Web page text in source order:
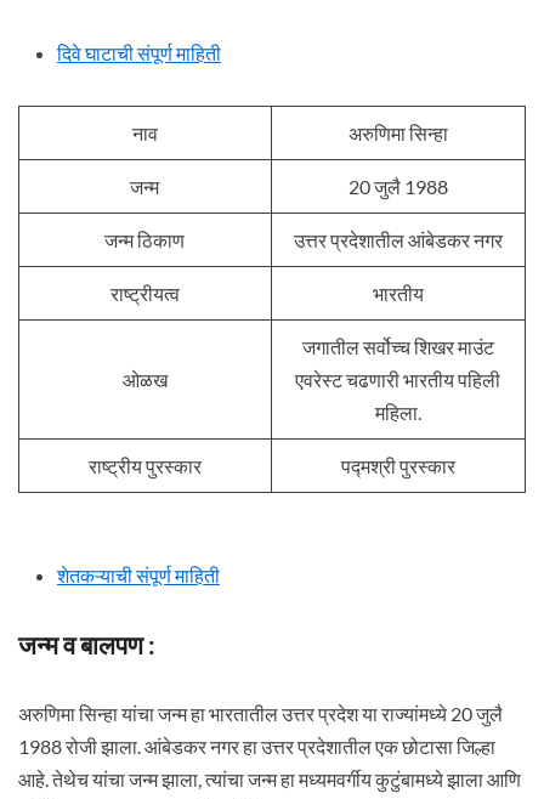
दिवे घाटाची संपूर्ण माहिती
नाव अरुणिमा सिन्हा
जन्म 20 जुलै 1988
जन्म ठिकाण उत्तर प्रदेशातील आंबेडकर नगर
राष्ट्रीयत्व भारतीय
ओळख
जगातील सर्वोच्च शिखर माउंट
एवरेस्ट चढणारी भारतीय पहिली
महिला.
राष्ट्रीय पुरस्कार पद्मश्री पुरस्कार
शेतकऱ्याची संपूर्ण माहिती
जन्म व बालपण :
अरुणिमा सिन्हा यांचा जन्म हा भारतातील उत्तर प्रदेश या राज्यांमध्ये 20 जुलै
1988 रोजी झाला. आंबेडकर नगर हा उत्तर प्रदेशातील एक छोटासा जिल्हा
आहे. तेथेच यांचा जन्म झाला, त्यांचा जन्म हा मध्यमवर्गीय कुटुंबामध्ये झाला आणि